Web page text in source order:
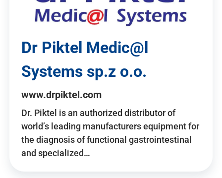
Dr Piktel Medic@l
Systems sp.z o.o.
www.drpiktel.com
Dr. Piktel is an authorized distributor of
world’s leading manufacturers equipment for
the diagnosis of functional gastrointestinal
and specialized…